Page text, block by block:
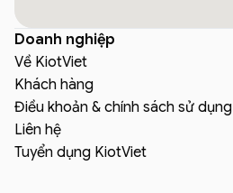
Doanh nghiệp
Về KiotViet
Khách hàng
Điều khoản & chính sách sử dụng
Liên hệ
Tuyển dụng KiotViet